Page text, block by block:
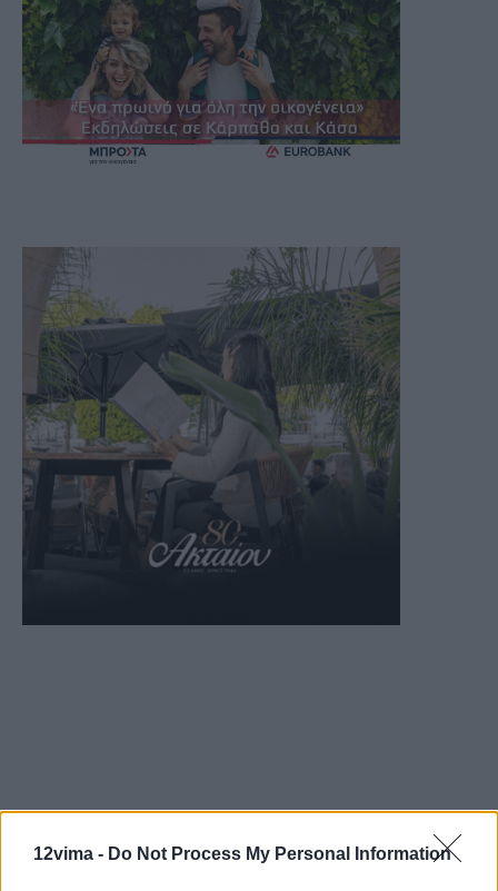
12vima - Do Not Process My Personal Information